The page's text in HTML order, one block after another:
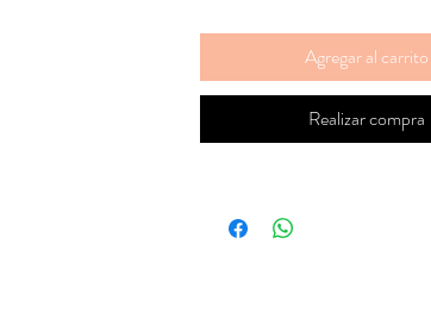
Agregar al carrito
Realizar compra